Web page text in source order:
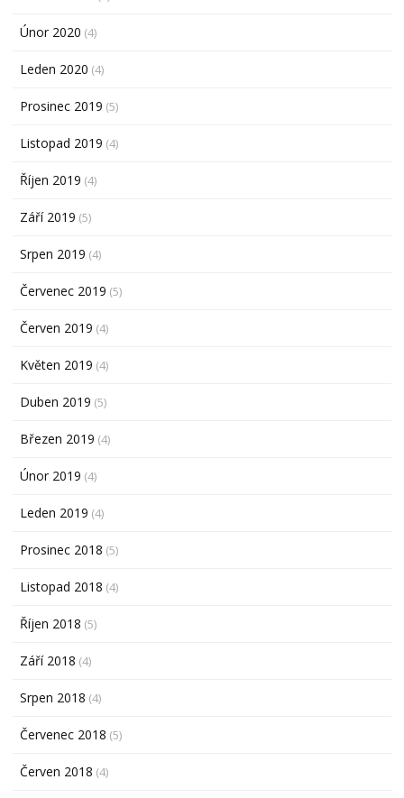
Únor 2020 (4)
Leden 2020 (4)
Prosinec 2019 (5)
Listopad 2019 (4)
Říjen 2019 (4)
Září 2019 (5)
Srpen 2019 (4)
Červenec 2019 (5)
Červen 2019 (4)
Květen 2019 (4)
Duben 2019 (5)
Březen 2019 (4)
Únor 2019 (4)
Leden 2019 (4)
Prosinec 2018 (5)
Listopad 2018 (4)
Říjen 2018 (5)
Září 2018 (4)
Srpen 2018 (4)
Červenec 2018 (5)
Červen 2018 (4)